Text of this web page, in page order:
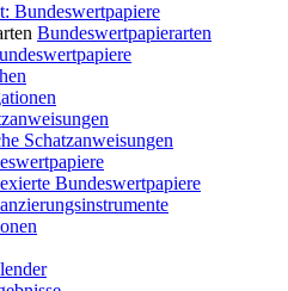
Bundeswertpapiere
Bundeswertpapierarten
Schatzanweisungen
Bundeswertpapiere